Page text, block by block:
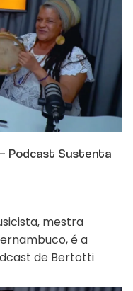
Podcast Sustenta
mestra
é a
de Bertotti